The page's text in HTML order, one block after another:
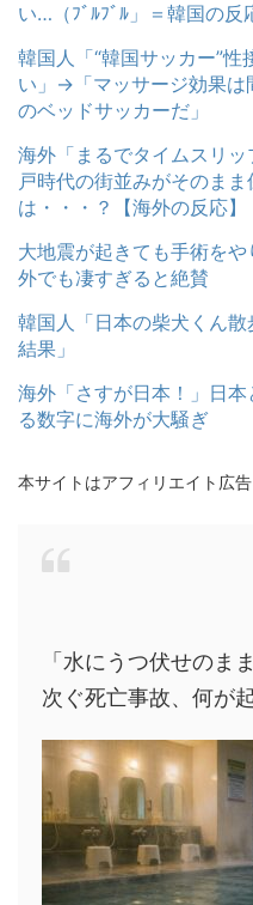
い…（ﾌﾞﾙﾌﾞﾙ」＝韓国の反
韓国人「“韓国サッカー”
い」→「マッサージ効果は
のベッドサッカーだ」
海外「まるでタイムスリ
戸時代の街並みがそのま
は・・・？【海外の反応】
大地震が起きても手術を
外でも凄すぎると絶賛
韓国人「日本の柴犬くん
結果」
海外「さすが日本！」日
る数字に海外が大騒ぎ
本サイトはアフィリエイト広
「水にうつ伏せのま
次ぐ死亡事故、何が